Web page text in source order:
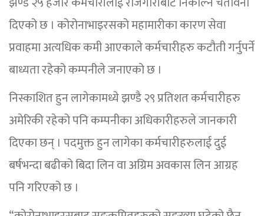
दिएको छ । कोरोनाभाइरसको महामारीका कारण सेवा
प्रवाहमा अत्यधिक कमी आएकाले कर्मचारीहरु कटौती गर्नुपर्ने
बाध्यता रहेको कम्पनीले जनाएको छ ।
निस्काशित हुन लागेकामध्ये झण्डै २९ प्रतिशत कर्मचारीहरु
अमेरिकी रहेको पनि कम्पनीका अधिकारीहरुले जानकारी
दिएका छन् । पदमुक्त हुन लागेका कर्मचारीहरुलाई दुई
बर्षभन्दा बढीको बिदा लिन वा अग्रिम अवकास लिन आग्रह
पनि गरिएको छ ।